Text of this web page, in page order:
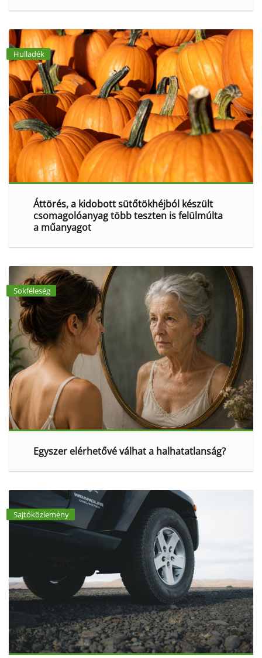
Hulladék
Áttörés, a kidobott sütőtökhéjból készült
csomagolóanyag több teszten is felülmúlta
a műanyagot
Sokféleség
Egyszer elérhetővé válhat a halhatatlanság?
Sajtóközlemény